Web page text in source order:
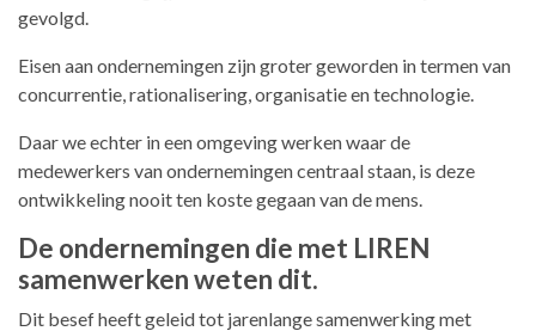
gevolgd.
Eisen aan ondernemingen zijn groter geworden in termen van
concurrentie, rationalisering, organisatie en technologie.
Daar we echter in een omgeving werken waar de
medewerkers van ondernemingen centraal staan, is deze
ontwikkeling nooit ten koste gegaan van de mens.
De ondernemingen die met LIREN
samenwerken weten dit.
Dit besef heeft geleid tot jarenlange samenwerking met